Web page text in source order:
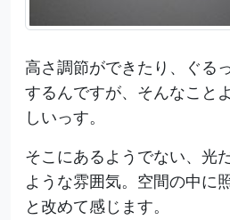
高さ調節ができたり、ぐる
するんですが、そんなこと
しいっす。
そこにあるようでない、光
ような雰囲気。空間の中に
と改めて感じます。